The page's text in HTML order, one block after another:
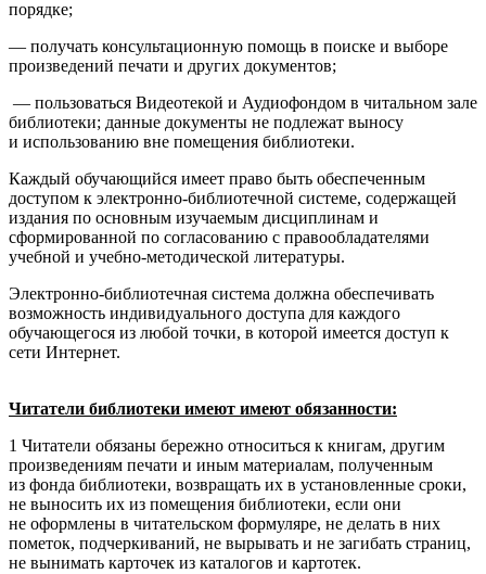
порядке;
— получать консультационную помощь в поиске и выборе
произведений печати и других документов;
— пользоваться Видеотекой и Аудиофондом в читальном зале
библиотеки; данные документы не подлежат выносу
и использованию вне помещения библиотеки.
Каждый обучающийся имеет право быть обеспеченным
доступом к электронно-библиотечной системе, содержащей
издания по основным изучаемым дисциплинам и
сформированной по согласованию с правообладателями
учебной и учебно-методической литературы.
Электронно-библиотечная система должна обеспечивать
возможность индивидуального доступа для каждого
обучающегося из любой точки, в которой имеется доступ к
сети Интернет.
Читатели библиотеки имеют имеют обязанности:
1 Читатели обязаны бережно относиться к книгам, другим
произведениям печати и иным материалам, полученным
из фонда библиотеки, возвращать их в установленные сроки,
не выносить их из помещения библиотеки, если они
не оформлены в читательском формуляре, не делать в них
пометок, подчеркиваний, не вырывать и не загибать страниц,
не вынимать карточек из каталогов и картотек.